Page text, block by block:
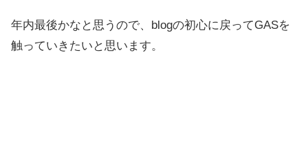
年内最後かなと思うので、blogの初心に戻ってGASを
触っていきたいと思います。